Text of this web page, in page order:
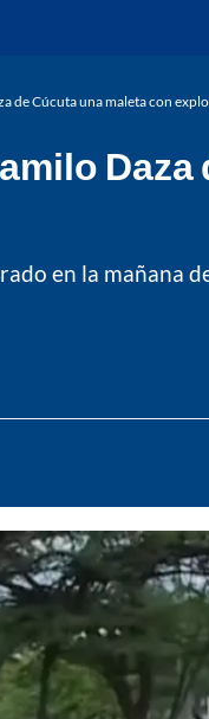
de Cúcuta una maleta con
en la mañana